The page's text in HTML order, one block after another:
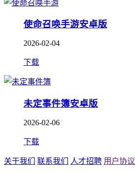
使命召唤手游安卓版
2026-02-04
下载
未定事件簿安卓版
2026-02-06
下载
关于我们 联系我们 人才招聘 用户协议